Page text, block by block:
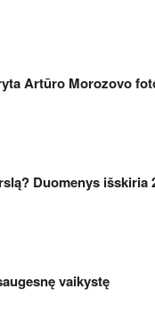
Artūro Morozovo
Duomenys išskiria
vaikystę